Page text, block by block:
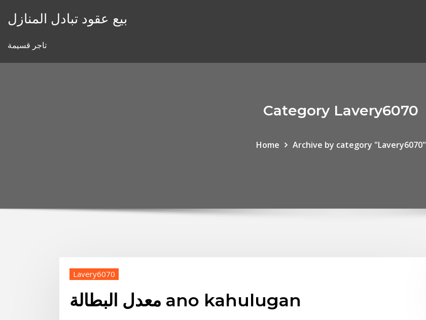
بيع عقود تبادل المنازل
تاجر قسيمة
Category Lavery6070
Home Archive by category "Lavery6070"
Lavery6070
معدل البطالة ano kahulugan